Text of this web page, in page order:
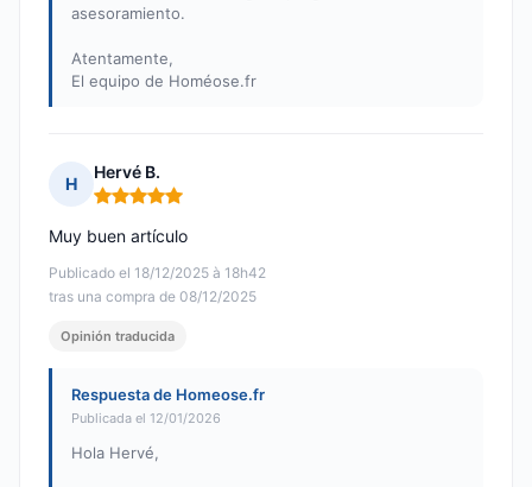
asesoramiento.
Atentamente,
El equipo de Homéose.fr
H
Hervé B.
Nota: 5 de 5
Publicado el 18/12/2025 à 18h42
tras una compra de 08/12/2025
Muy buen artículo
Opinión traducida
Respuesta de Homeose.fr
Publicada el 12/01/2026
Hola Hervé,